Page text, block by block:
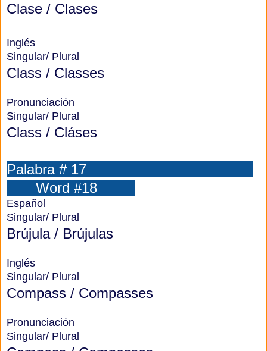
Clase / Clases
Inglés
Singular/ Plural
Class / Classes
Pronunciación
Singular/ Plural
Class / Cláses
Palabra # 17
Word #18
Español
Singular/ Plural
Brújula / Brújulas
Inglés
Singular/ Plural
Compass / Compasses
Pronunciación
Singular/ Plural